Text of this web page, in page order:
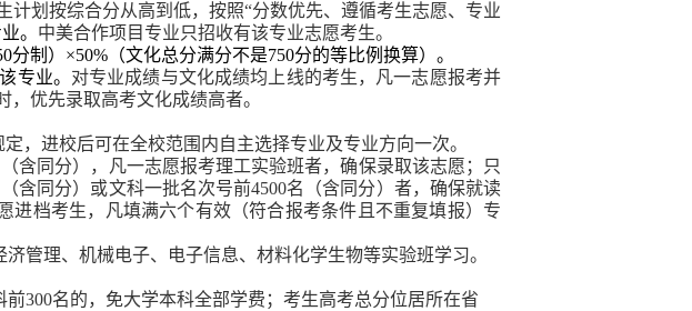
计划按综合分从高到低，按照“分数优先、遵循考生志愿、专业
。 中美合作项目专业只招收有该专业志愿考生。
分制）×50% （文化总分满分不是750分的等比例换算）。
专业。 对专业成绩与文化成绩均上线的考生，凡一志愿报考并
优先录取高考文化成绩高者。
，进校后可在全校范围内自主选择专业及专业方向一次。
含同分），凡一志愿报考理工实验班者，确保录取该志愿；只
含同分）或文科一批名次号前4500名（含同分）者，确保就读
档考生，凡填满六个有效（符合报考条件且不重复填报）专
管理、机械电子、电子信息、材料化学生物等实验班学习。
前300名的，免大学本科全部学费；考生高考总分位居所在省